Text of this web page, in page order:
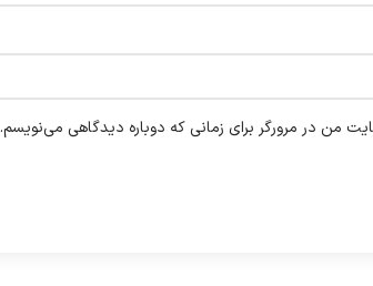
من در مرورگر برای زمانی که دوباره دیدگاهی می‌نویسم.